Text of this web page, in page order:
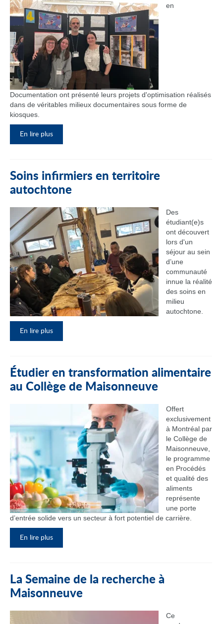
en
Documentation ont présenté leurs projets d'optimisation réalisés
dans de véritables milieux documentaires sous forme de
kiosques.
En lire plus
Soins infirmiers en territoire
autochtone
Des
étudiant(e)s
ont découvert
lors d'un
séjour au sein
d’une
communauté
innue la réalité
des soins en
milieu
autochtone.
En lire plus
Étudier en transformation alimentaire
au Collège de Maisonneuve
Offert
exclusivement
à Montréal par
le Collège de
Maisonneuve,
le programme
en Procédés
et qualité des
aliments
représente
une porte
d’entrée solide vers un secteur à fort potentiel de carrière.
En lire plus
La Semaine de la recherche à
Maisonneuve
Ce